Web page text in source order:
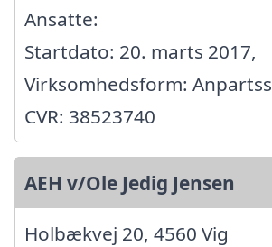
Ansatte:
Startdato: 20. marts 2017,
Virksomhedsform:
CVR: 38523740
AEH v/Ole Jedig Jensen
Holbækvej 20, 4560 Vig